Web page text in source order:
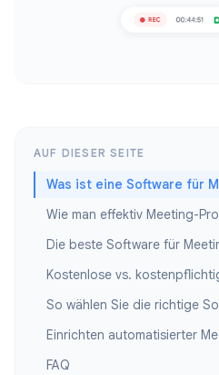
AUF DIESER SEITE
Was ist eine Software für
Wie man effektiv Meeting-
FAQ